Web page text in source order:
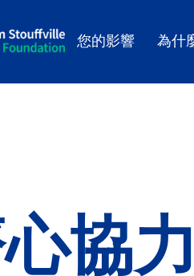
您的影響 為什
協